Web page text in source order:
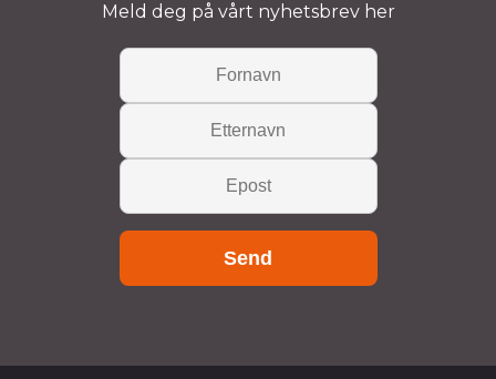
Meld deg på vårt nyhetsbrev her
Send